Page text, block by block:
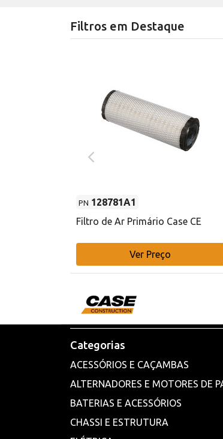
Filtros em Destaque
PN 128781A1
Filtro de Ar Primário Case CE
Ver Preço
Categorias
ACESSÓRIOS E CAÇAMBAS
ALTERNADORES E MOTORES DE
BATERIAS E ACESSÓRIOS
CHASSI E ESTRUTURA